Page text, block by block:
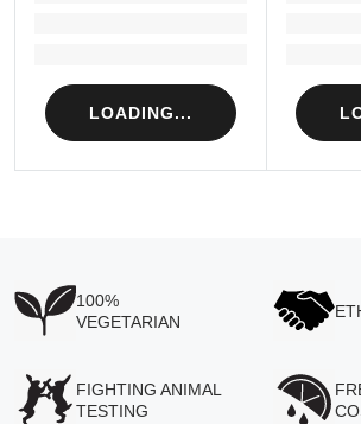
LOADING...
100%
VEGETARIAN
FIGHTING ANIMAL
TESTING